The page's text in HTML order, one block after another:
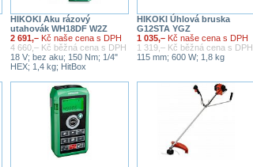
HIKOKI Aku rázový
utahovák WH18DF W2Z
2 691,– Kč naše cena s DPH
4 660,– Kč běžná cena s DPH
18 V; bez aku; 150 Nm; 1/4"
HEX; 1,4 kg; HitBox
HIKOKI Úhlová bruska
G12STA YGZ
1 035,– Kč naše cena s DPH
1 319,– Kč běžná cena s DPH
115 mm; 600 W; 1,8 kg